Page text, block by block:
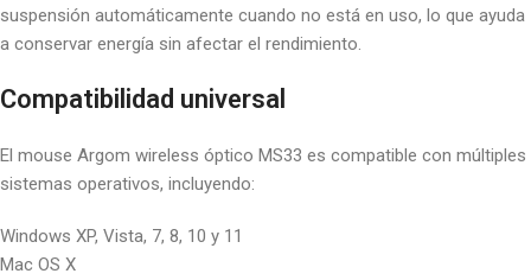
suspensión automáticamente cuando no está en uso, lo que ayuda
a conservar energía sin afectar el rendimiento.
Compatibilidad universal
El mouse Argom wireless óptico MS33 es compatible con múltiples
sistemas operativos, incluyendo:
Windows XP, Vista, 7, 8, 10 y 11
Mac OS X